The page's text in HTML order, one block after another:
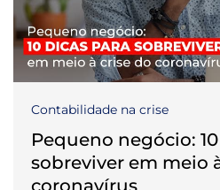
Contabilidade na crise
Pequeno negócio:
sobreviver em meio